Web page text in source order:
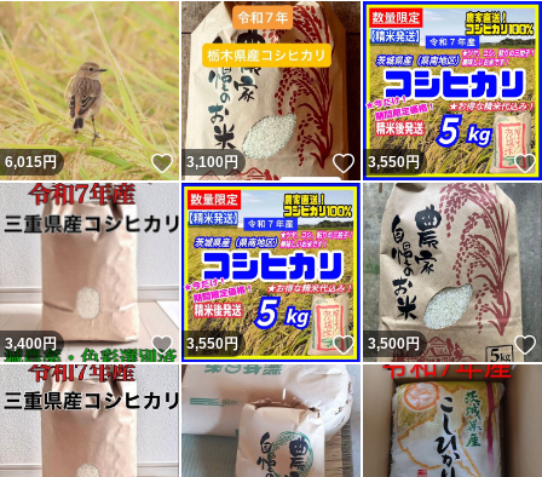
6,015円 いいね！
3,100円 いいね！
3,550円
3,400円 いいね！
3,550円 いいね！
3,500円